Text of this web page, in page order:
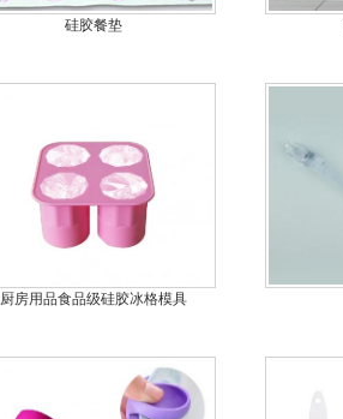
硅胶餐垫
厨房用品食品级硅胶冰格模具